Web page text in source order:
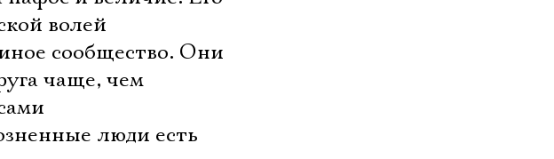
волей
сообщество. Они
чаще, чем
люди есть